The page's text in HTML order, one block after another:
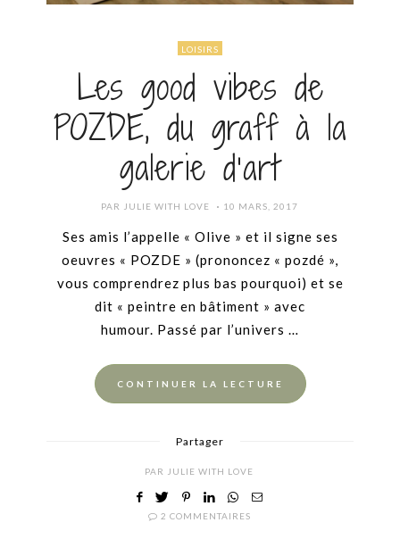
LOISIRS
Les good vibes de
POZDE, du graff à la
galerie d’art
PAR JULIE WITH LOVE
POSTED
10 MARS, 2017
Ses amis l’appelle « Olive » et il signe ses
oeuvres « POZDE » (prononcez « pozdé »,
vous comprendrez plus bas pourquoi) et se
dit « peintre en bâtiment » avec
humour. Passé par l’univers …
CONTINUER LA LECTURE
Partager
PAR JULIE WITH LOVE
2 COMMENTAIRES